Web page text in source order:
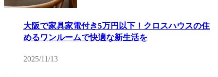
大阪で家具家電付き5万円以下！クロスハウスの住
めるワンルームで快適な新生活を
2025/11/13